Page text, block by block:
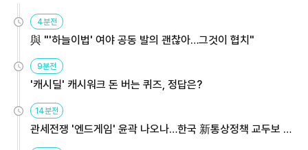
4분전
與 "'하늘이법' 여야 공동 발의 괜찮아…그것이 협치"
9분전
'캐시딜' 캐시워크 돈 버는 퀴즈, 정답은?
14분전
관세전쟁 '엔드게임' 윤곽 나오나…한국 新통상정책 교두보 활
용해야